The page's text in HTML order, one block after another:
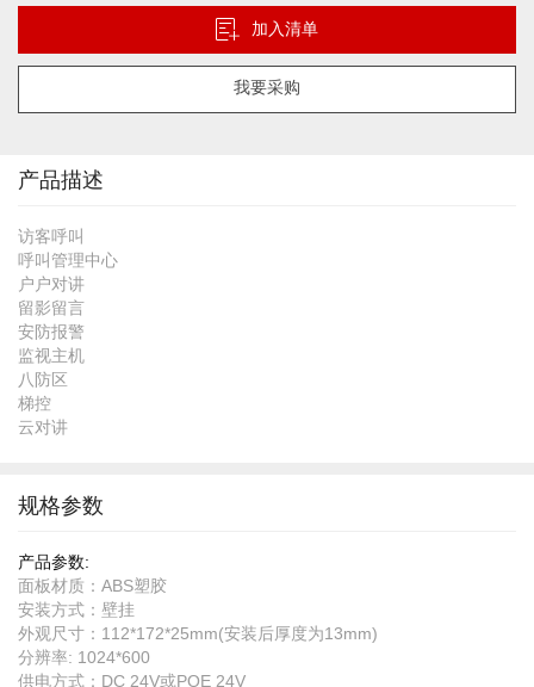
加入清单
我要采购
像
的
头
产品描述
访客呼叫
呼叫管理中心
户户对讲
留影留言
安防报警
监视主机
八防区
梯控
云对讲
规格参数
规
格
参
数
面板材质：ABS塑胶
安装方式：壁挂
外观尺寸：112*172*25mm(安装后厚度为13mm)
分辨率: 1024*600
供电方式：DC 24V或POE 24V